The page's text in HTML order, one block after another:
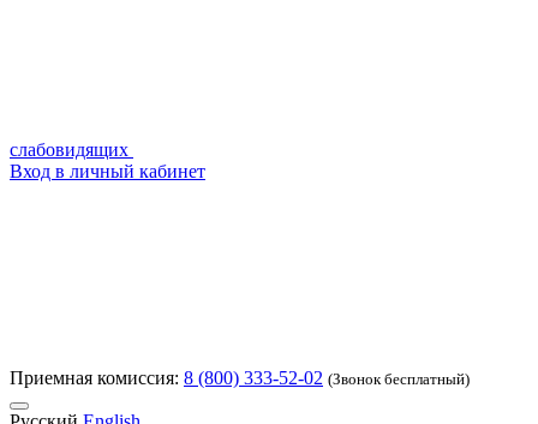
слабовидящих
Вход в личный кабинет
Приемная комиссия: 8 (800) 333-52-02 (Звонок бесплатный)